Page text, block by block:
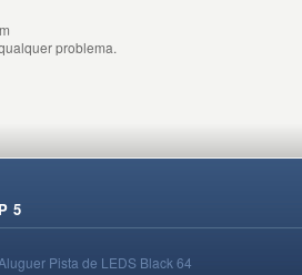
problema.
5
Aluguer Pista de LEDS Black 64